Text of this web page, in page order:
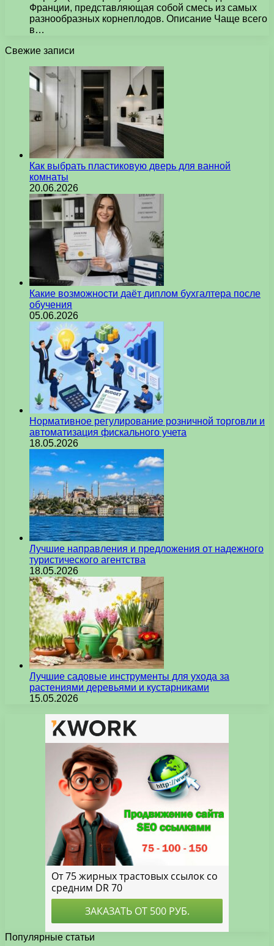
Франции, представляющая собой смесь из самых
разнообразных корнеплодов. Описание Чаще всего
в…
Свежие записи
Как выбрать пластиковую дверь для ванной
комнаты
20.06.2026
Какие возможности даёт диплом бухгалтера после
обучения
05.06.2026
Нормативное регулирование розничной торговли и
автоматизация фискального учета
18.05.2026
Лучшие направления и предложения от надежного
туристического агентства
18.05.2026
Лучшие садовые инструменты для ухода за
растениями деревьями и кустарниками
15.05.2026
Популярные статьи